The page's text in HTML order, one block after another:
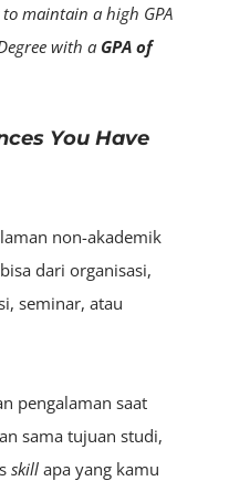
maintain a high GPA
with a GPA of
You Have
non-akademik
dari organisasi,
seminar, atau
pengalaman saat
sama tujuan studi,
skill apa yang kamu